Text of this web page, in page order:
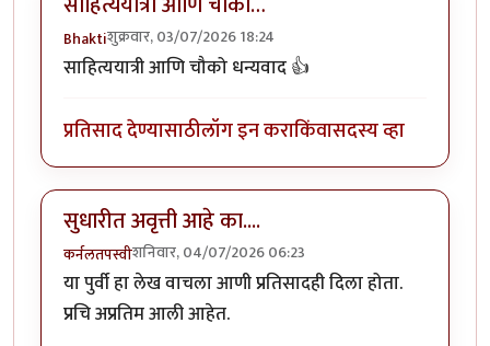
Bhaktiशुक्रवार, 03/07/2026 18:24
साहित्ययात्री आणि चौको धन्यवाद 👍
प्रतिसाद देण्यासाठीलॉग इन कराकिंवासदस्य व्हा
सुधारीत अवृत्ती आहे का....
कर्नलतपस्वीशनिवार, 04/07/2026 06:23
या पुर्वी हा लेख वाचला आणी प्रतिसादही दिला होता.
प्रचि अप्रतिम आली आहेत.